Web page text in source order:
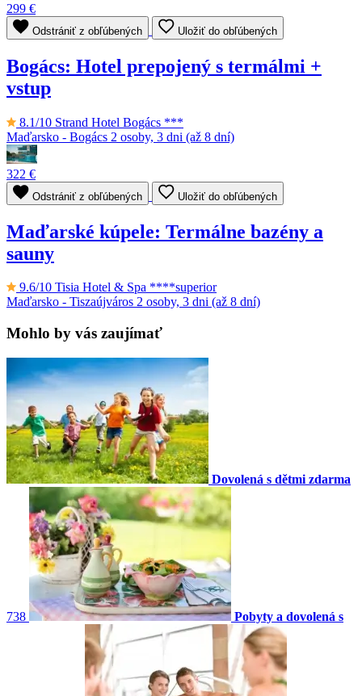
299 €
Odstrániť z obľúbených Uložiť do obľúbených
Bogács: Hotel prepojený s termálmi +
vstup
8.1/10 Strand Hotel Bogács ***
Maďarsko - Bogács 2 osoby, 3 dni (až 8 dní)
322 €
Odstrániť z obľúbených Uložiť do obľúbených
Maďarské kúpele: Termálne bazény a
sauny
9.6/10 Tisia Hotel & Spa ****superior
Maďarsko - Tiszaújváros 2 osoby, 3 dni (až 8 dní)
Mohlo by vás zaujímať
Dovolená s dětmi zdarma
738 Pobyty a dovolená s